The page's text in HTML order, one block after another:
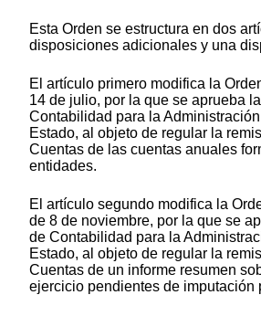
Esta Orden se estructura en dos
disposiciones adicionales y una
El artículo primero modifica la
14 de julio, por la que se aprueba
Contabilidad para la
Estado, al objeto de regular la
Cuentas de las cuentas anuales
entidades.
El artículo segundo modifica la
de 8 de noviembre, por la que se
de Contabilidad para la
Estado, al objeto de regular la
Cuentas de un informe resumen
ejercicio pendientes de imputación